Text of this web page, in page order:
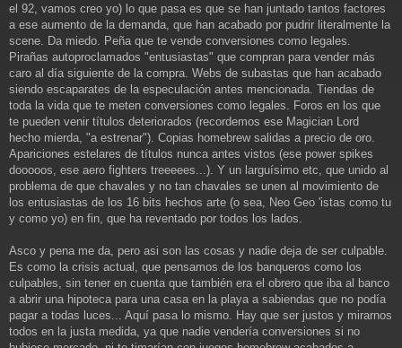
el 92, vamos creo yo) lo que pasa es que se han juntado tantos factores
a ese aumento de la demanda, que han acabado por pudrir literalmente la
scene. Da miedo. Peña que te vende conversiones como legales.
Pirañas autoproclamados "entusiastas" que compran para vender más
caro al día siguiente de la compra. Webs de subastas que han acabado
siendo escaparates de la especulación antes mencionada. Tiendas de
toda la vida que te meten conversiones como legales. Foros en los que
te pueden venir títulos deteriorados (recordemos ese Magician Lord
hecho mierda, "a estrenar"). Copias homebrew salidas a precio de oro.
Apariciones estelares de títulos nunca antes vistos (ese power spikes
dooooos, ese aero fighters treeeees...). Y un larguísimo etc, que unido al
problema de que chavales y no tan chavales se unen al movimiento de
los entusiastas de los 16 bits hechos arte (o sea, Neo Geo 'istas como tu
y como yo) en fin, que ha reventado por todos los lados.
Asco y pena me da, pero asi son las cosas y nadie deja de ser culpable.
Es como la crisis actual, que pensamos de los banqueros como los
culpables, sin tener en cuenta que también era el obrero que iba al banco
a abrir una hipoteca para una casa en la playa a sabiendas que no podía
pagar a todas luces... Aquí pasa lo mismo. Hay que ser justos y mirarnos
todos en la justa medida, ya que nadie vendería conversiones si no